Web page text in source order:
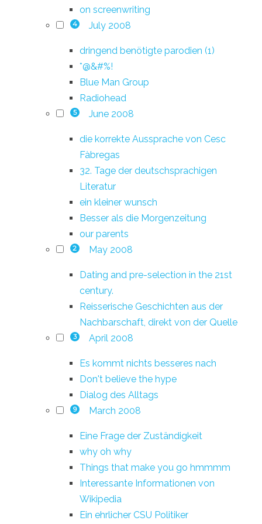
on screenwriting
4 July 2008
dringend benötigte parodien (1)
*@&#%!
Blue Man Group
Radiohead
5 June 2008
die korrekte Aussprache von Cesc
Fàbregas
32. Tage der deutschsprachigen
Literatur
ein kleiner wunsch
Besser als die Morgenzeitung
our parents
2 May 2008
Dating and pre-selection in the 21st
century.
Reisserische Geschichten aus der
Nachbarschaft, direkt von der Quelle
3 April 2008
Es kommt nichts besseres nach
Don't believe the hype
Dialog des Alltags
9 March 2008
Eine Frage der Zuständigkeit
why oh why
Things that make you go hmmmm
Interessante Informationen von
Wikipedia
Ein ehrlicher CSU Politiker